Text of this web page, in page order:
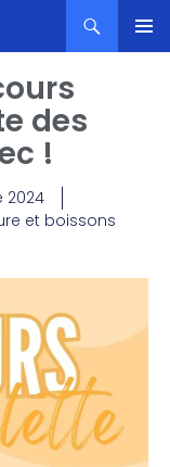
des
!
2024
et boissons